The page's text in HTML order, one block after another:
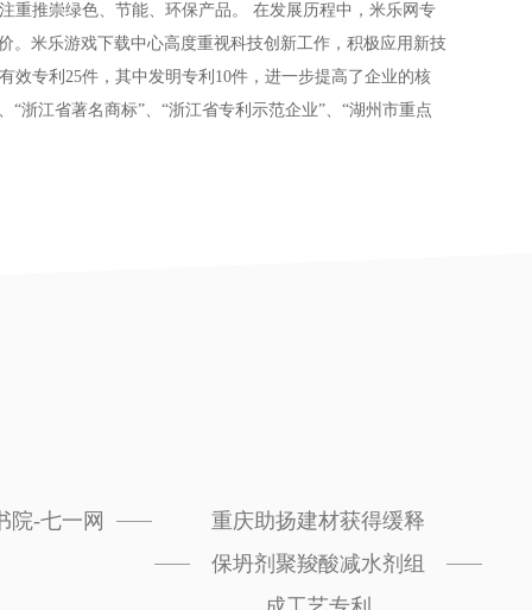
重推崇绿色、节能、环保产品。 在发展历程中，米乐网专
。米乐游戏下载中心高度重视科技创新工作，积极应用新技
效专利25件，其中发明专利10件，进一步提高了企业的核
浙江省著名商标”、“浙江省专利示范企业”、“湖州市重点
院-七一网
重庆助扬建材获得缓释
保坍剂聚羧酸减水剂组